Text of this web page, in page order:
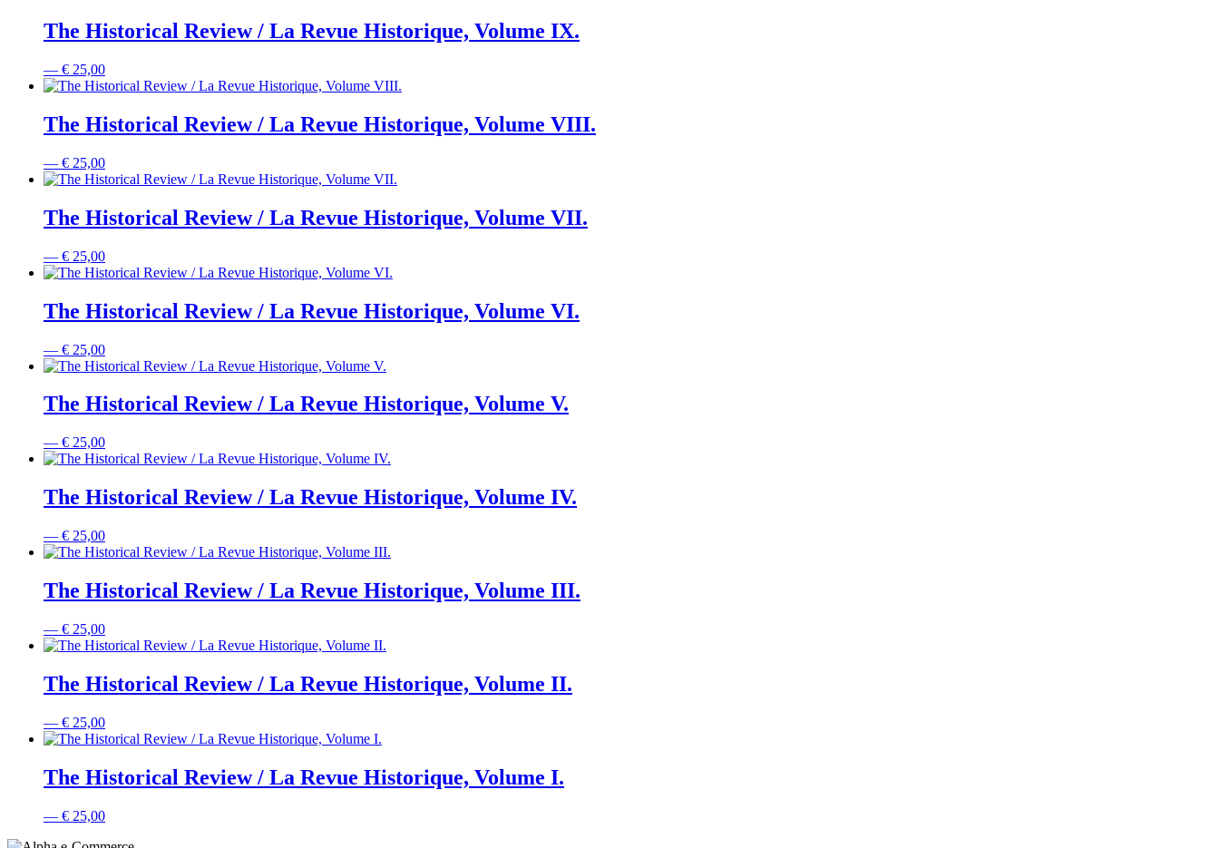
The Historical Review / La Revue Historique, Volume IX.
— € 25,00
The Historical Review / La Revue Historique, Volume VΙΙΙ.
— € 25,00
The Historical Review / La Revue Historique, Volume VΙI.
— € 25,00
The Historical Review / La Revue Historique, Volume VΙ.
— € 25,00
The Historical Review / La Revue Historique, Volume V.
— € 25,00
The Historical Review / La Revue Historique, Volume IV.
— € 25,00
The Historical Review / La Revue Historique, Volume IΙI.
— € 25,00
The Historical Review / La Revue Historique, Volume II.
— € 25,00
The Historical Review / La Revue Historique, Volume I.
— € 25,00